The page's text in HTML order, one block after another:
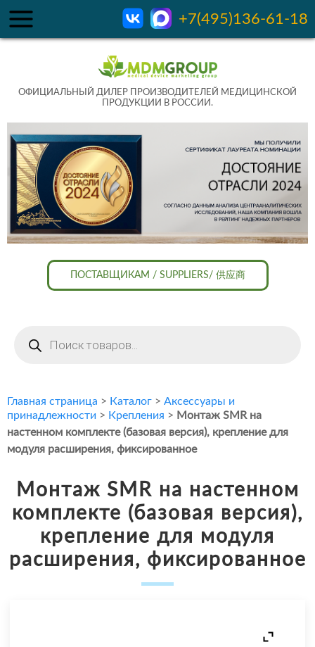
+7(495)136-61-18
ОФИЦИАЛЬНЫЙ ДИЛЕР ПРОИЗВОДИТЕЛЕЙ МЕДИЦИНСКОЙ
ПРОДУКЦИИ В РОССИИ.
ПОСТАВЩИКАМ / SUPPLIERS/ 供应商
товаров
Главная страница > Каталог > Аксессуары и
принадлежности > Крепления > Монтаж SMR на
настенном комплекте (базовая версия), крепление для
модуля расширения, фиксированное
Монтаж SMR на настенном
комплекте (базовая версия),
крепление для модуля
расширения, фиксированное